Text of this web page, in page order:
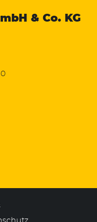
& Co. KG